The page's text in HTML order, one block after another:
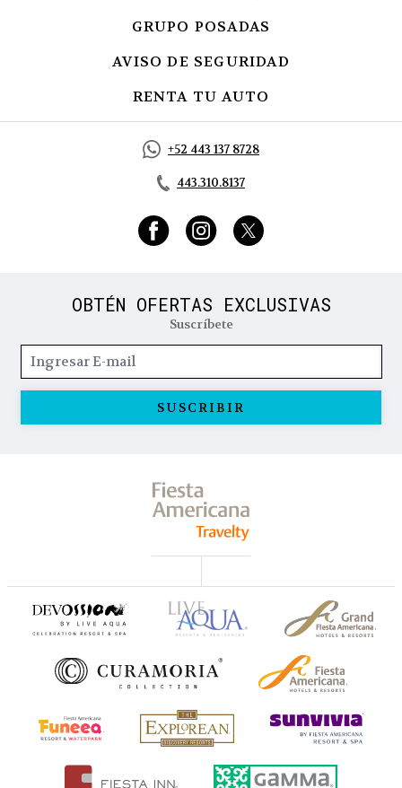
GRUPO POSADAS
AVISO DE SEGURIDAD
RENTA TU AUTO
+52 443 137 8728
443.310.8137
OBTÉN OFERTAS EXCLUSIVAS
Suscríbete
SUSCRIBIR